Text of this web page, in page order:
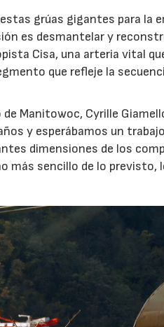
grúas gigantes para la
es desmantelar y
Cisa, una arteria vital
que refleje la
Manitowoc, Cyrille
y esperábamos un
dimensiones de los
más sencillo de lo previsto,